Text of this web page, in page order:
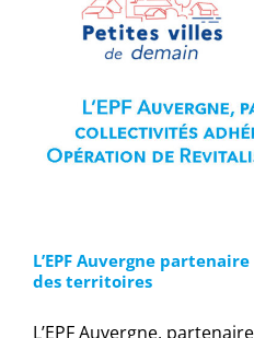
L’EPF Auvergne
des territoires
L’EPF Auvergne,